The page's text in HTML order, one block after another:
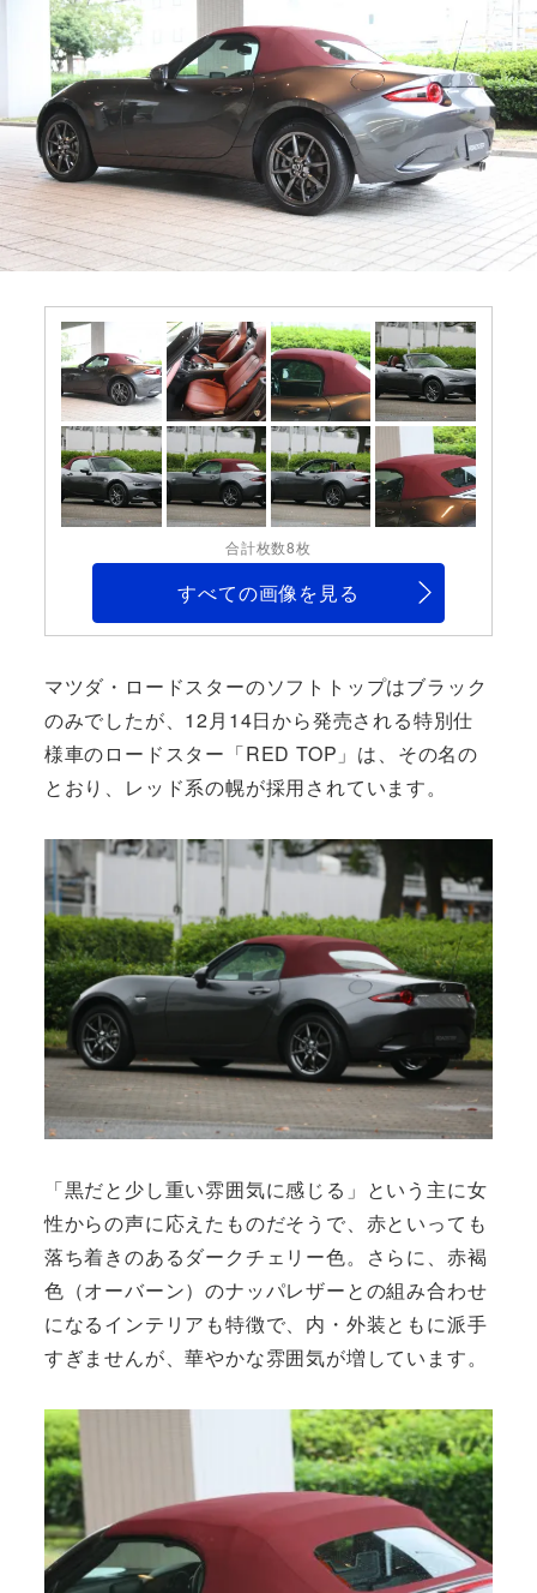
合計枚数8枚
すべての画像を見る
マツダ・ロードスターのソフトトップはブラック
のみでしたが、12月14日から発売される特別仕
様車のロードスター「RED TOP」は、その名の
とおり、レッド系の幌が採用されています。
「黒だと少し重い雰囲気に感じる」という主に女
性からの声に応えたものだそうで、赤といっても
落ち着きのあるダークチェリー色。さらに、赤褐
色（オーバーン）のナッパレザーとの組み合わせ
になるインテリアも特徴で、内・外装ともに派手
すぎませんが、華やかな雰囲気が増しています。